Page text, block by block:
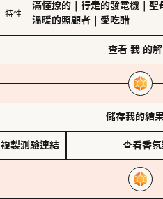
特性
滿懂撩的 行走的發電機 聖
溫暖的照顧者
愛吃醋
查看 我 的
儲存我的結
複製測驗連結 查看香